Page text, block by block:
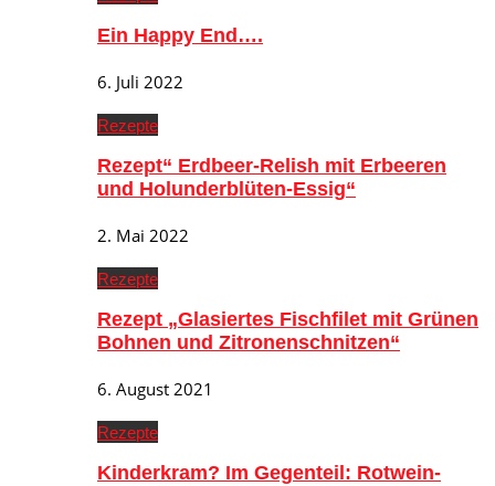
Ein Happy End….
6. Juli 2022
Rezepte
Rezept“ Erdbeer-Relish mit Erbeeren
und Holunderblüten-Essig“
2. Mai 2022
Rezepte
Rezept „Glasiertes Fischfilet mit Grünen
Bohnen und Zitronenschnitzen“
6. August 2021
Rezepte
Kinderkram? Im Gegenteil: Rotwein-